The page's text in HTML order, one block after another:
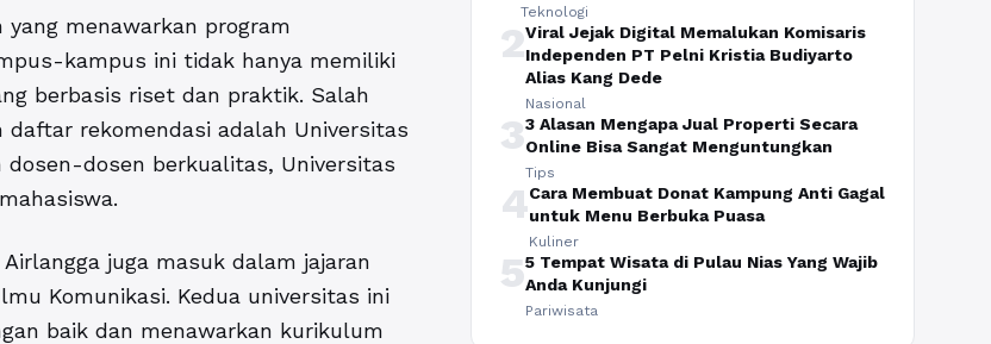
menawarkan program
kampus ini tidak hanya memiliki
berbasis riset dan praktik. Salah
rekomendasi adalah Universitas
dosen-dosen berkualitas, Universitas
juga masuk dalam jajaran
Komunikasi. Kedua universitas ini
baik dan menawarkan kurikulum
Teknologi
2Viral Jejak Digital Memalukan Komisaris
Independen PT Pelni Kristia Budiyarto
Alias Kang Dede
Nasional
33 Alasan Mengapa Jual Properti Secara
Online Bisa Sangat Menguntungkan
Tips
4Cara Membuat Donat Kampung Anti Gagal
untuk Menu Berbuka Puasa
Kuliner
55 Tempat Wisata di Pulau Nias Yang Wajib
Anda Kunjungi
Pariwisata